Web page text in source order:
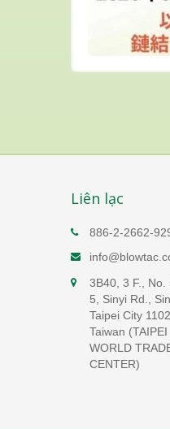
Liên lạc
886-2-2662-
3B40, 3 F., No.
5, Sinyi Rd.,
Taipei City
Taiwan (TAIPEI
WORLD
CENTER)